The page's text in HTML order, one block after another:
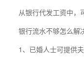
从银行代发工资中，可
银行流水不够怎么解
1、已婚人士可提供夫